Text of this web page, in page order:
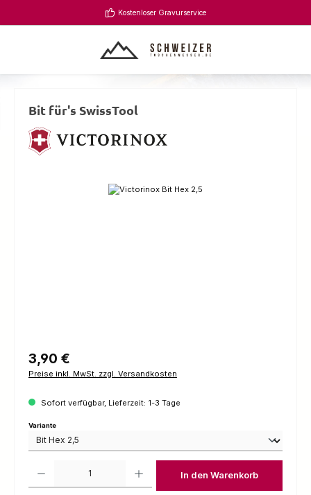
Kostenloser Gravurservice
Bit für's SwissTool
Bildergalerie überspringen
Regulärer Preis:
3,90 €
Preise inkl. MwSt. zzgl. Versandkosten
Sofort verfügbar, Lieferzeit: 1-3 Tage
Varianteauswählen
In den Warenkorb